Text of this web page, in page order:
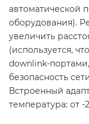
автоматической
оборудования).
увеличить
(используется,
downlink-
безопасность
Встроенный
температура: от -